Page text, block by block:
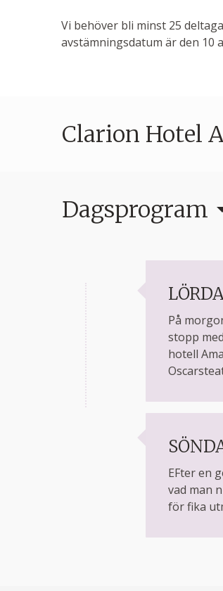
Vi behöver bli minst 25
avstämningsdatum är den 10
Clarion Hotel
Dagsprogram
På
stopp
hotell
EFter en
vad man
för fika